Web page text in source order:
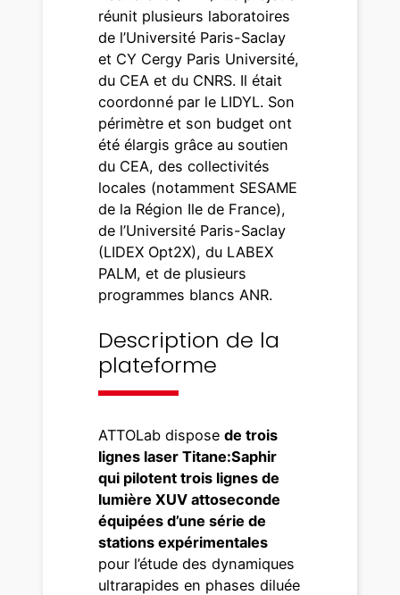
réunit plusieurs laboratoires
de l’Université Paris-Saclay
et CY Cergy Paris Université,
du CEA et du CNRS. Il était
coordonné par le LIDYL. Son
périmètre et son budget ont
été élargis grâce au soutien
du CEA, des collectivités
locales (notamment SESAME
de la Région Ile de France),
de l’Université Paris-Saclay
(LIDEX Opt2X), du LABEX
PALM, et de plusieurs
programmes blancs ANR.
Description de la
plateforme
ATTOLab disposede trois
lignes laser Titane:Saphir
qui pilotent trois lignes de
lumière XUV attoseconde
équipées d’une série de
stations expérimentales
pour l’étude des dynamiques
ultrarapides en phases diluée